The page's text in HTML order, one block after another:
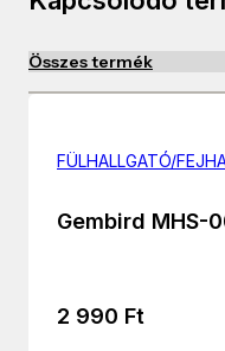
Összes termék
FÜLHALLGATÓ/
Gembird MHS-
2 990 Ft